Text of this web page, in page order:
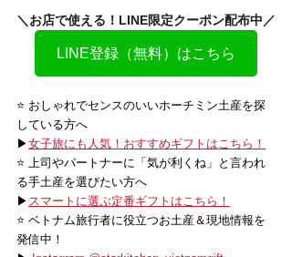
＼お店で使える！LINE限定クーポン配布中／
LINE登録（無料）はこちら
⭐️ おしゃれでセンスのいいホーチミン土産を探
している方へ
▶女子旅にも人気！おすすめギフトはこちら！
⭐️ 上司やパートナーに「気が利くね」と言われ
る手土産を選びたい方へ
▶ スマートに選ぶ定番ギフトはこちら！
⭐️ ベトナム旅行者に役立つお土産＆現地情報を
発信中！